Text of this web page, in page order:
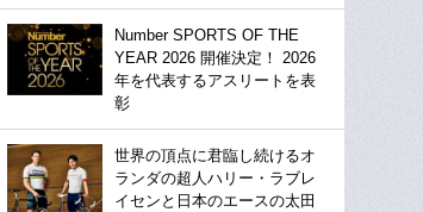
Number SPORTS OF THE
YEAR 2026 開催決定！ 2026
年を代表するアスリートを表
彰
世界の頂点に君臨し続けるオ
ランダの超人ハリー・ラブレ
イセンと日本のエースの太田